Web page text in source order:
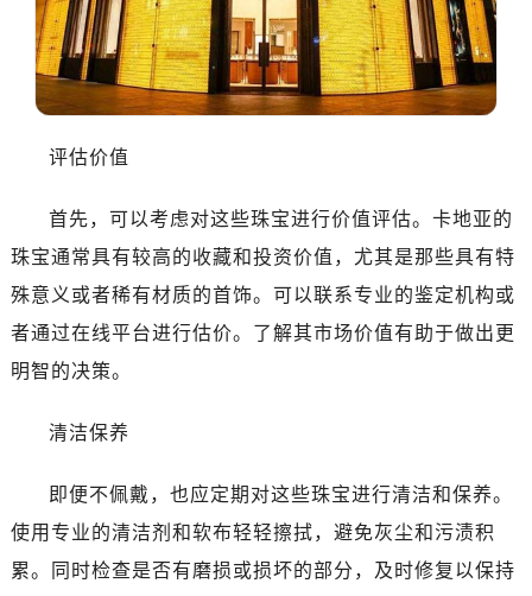
评估价值
首先，可以考虑对这些珠宝进行价值评估。卡地亚的
珠宝通常具有较高的收藏和投资价值，尤其是那些具有特
殊意义或者稀有材质的首饰。可以联系专业的鉴定机构或
者通过在线平台进行估价。了解其市场价值有助于做出更
明智的决策。
清洁保养
即便不佩戴，也应定期对这些珠宝进行清洁和保养。
使用专业的清洁剂和软布轻轻擦拭，避免灰尘和污渍积
累。同时检查是否有磨损或损坏的部分，及时修复以保持